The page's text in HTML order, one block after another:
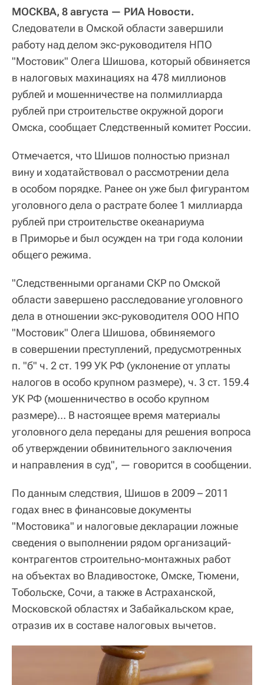
МОСКВА, 8 августа — РИА Новости.
Следователи в Омской области завершили
работу над делом экс-руководителя НПО
"Мостовик" Олега Шишова, который обвиняется
в налоговых махинациях на 478 миллионов
рублей и мошенничестве на полмиллиарда
рублей при строительстве окружной дороги
Омска, сообщает Следственный комитет России.
Отмечается, что Шишов полностью признал
вину и ходатайствовал о рассмотрении дела
в особом порядке. Ранее он уже был фигурантом
уголовного дела о растрате более 1 миллиарда
рублей при строительстве океанариума
в Приморье и был осужден на три года колонии
общего режима.
"Следственными органами СКР по Омской
области завершено расследование уголовного
дела в отношении экс-руководителя ООО НПО
"Мостовик" Олега Шишова, обвиняемого
в совершении преступлений, предусмотренных
п. "б" ч. 2 ст. 199 УК РФ (уклонение от уплаты
налогов в особо крупном размере), ч. 3 ст. 159.4
УК РФ (мошенничество в особо крупном
размере)… В настоящее время материалы
уголовного дела переданы для решения вопроса
об утверждении обвинительного заключения
и направления в суд", — говорится в сообщении.
По данным следствия, Шишов в 2009 – 2011
годах внес в финансовые документы
"Мостовика" и налоговые декларации ложные
сведения о выполнении рядом организаций-
контрагентов строительно-монтажных работ
на объектах во Владивостоке, Омске, Тюмени,
Тобольске, Сочи, а также в Астраханской,
Московской областях и Забайкальском крае,
отразив их в составе налоговых вычетов.